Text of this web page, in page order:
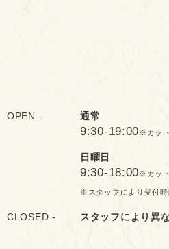
OPEN - 通常
9:30-19:00※カッ
日曜日
9:30-18:00※カッ
※スタッフにより受付時
CLOSED - スタッフにより異